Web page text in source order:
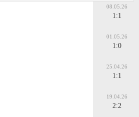
08.05.26
1:1
01.05.26
1:0
25.04.26
1:1
19.04.26
2:2